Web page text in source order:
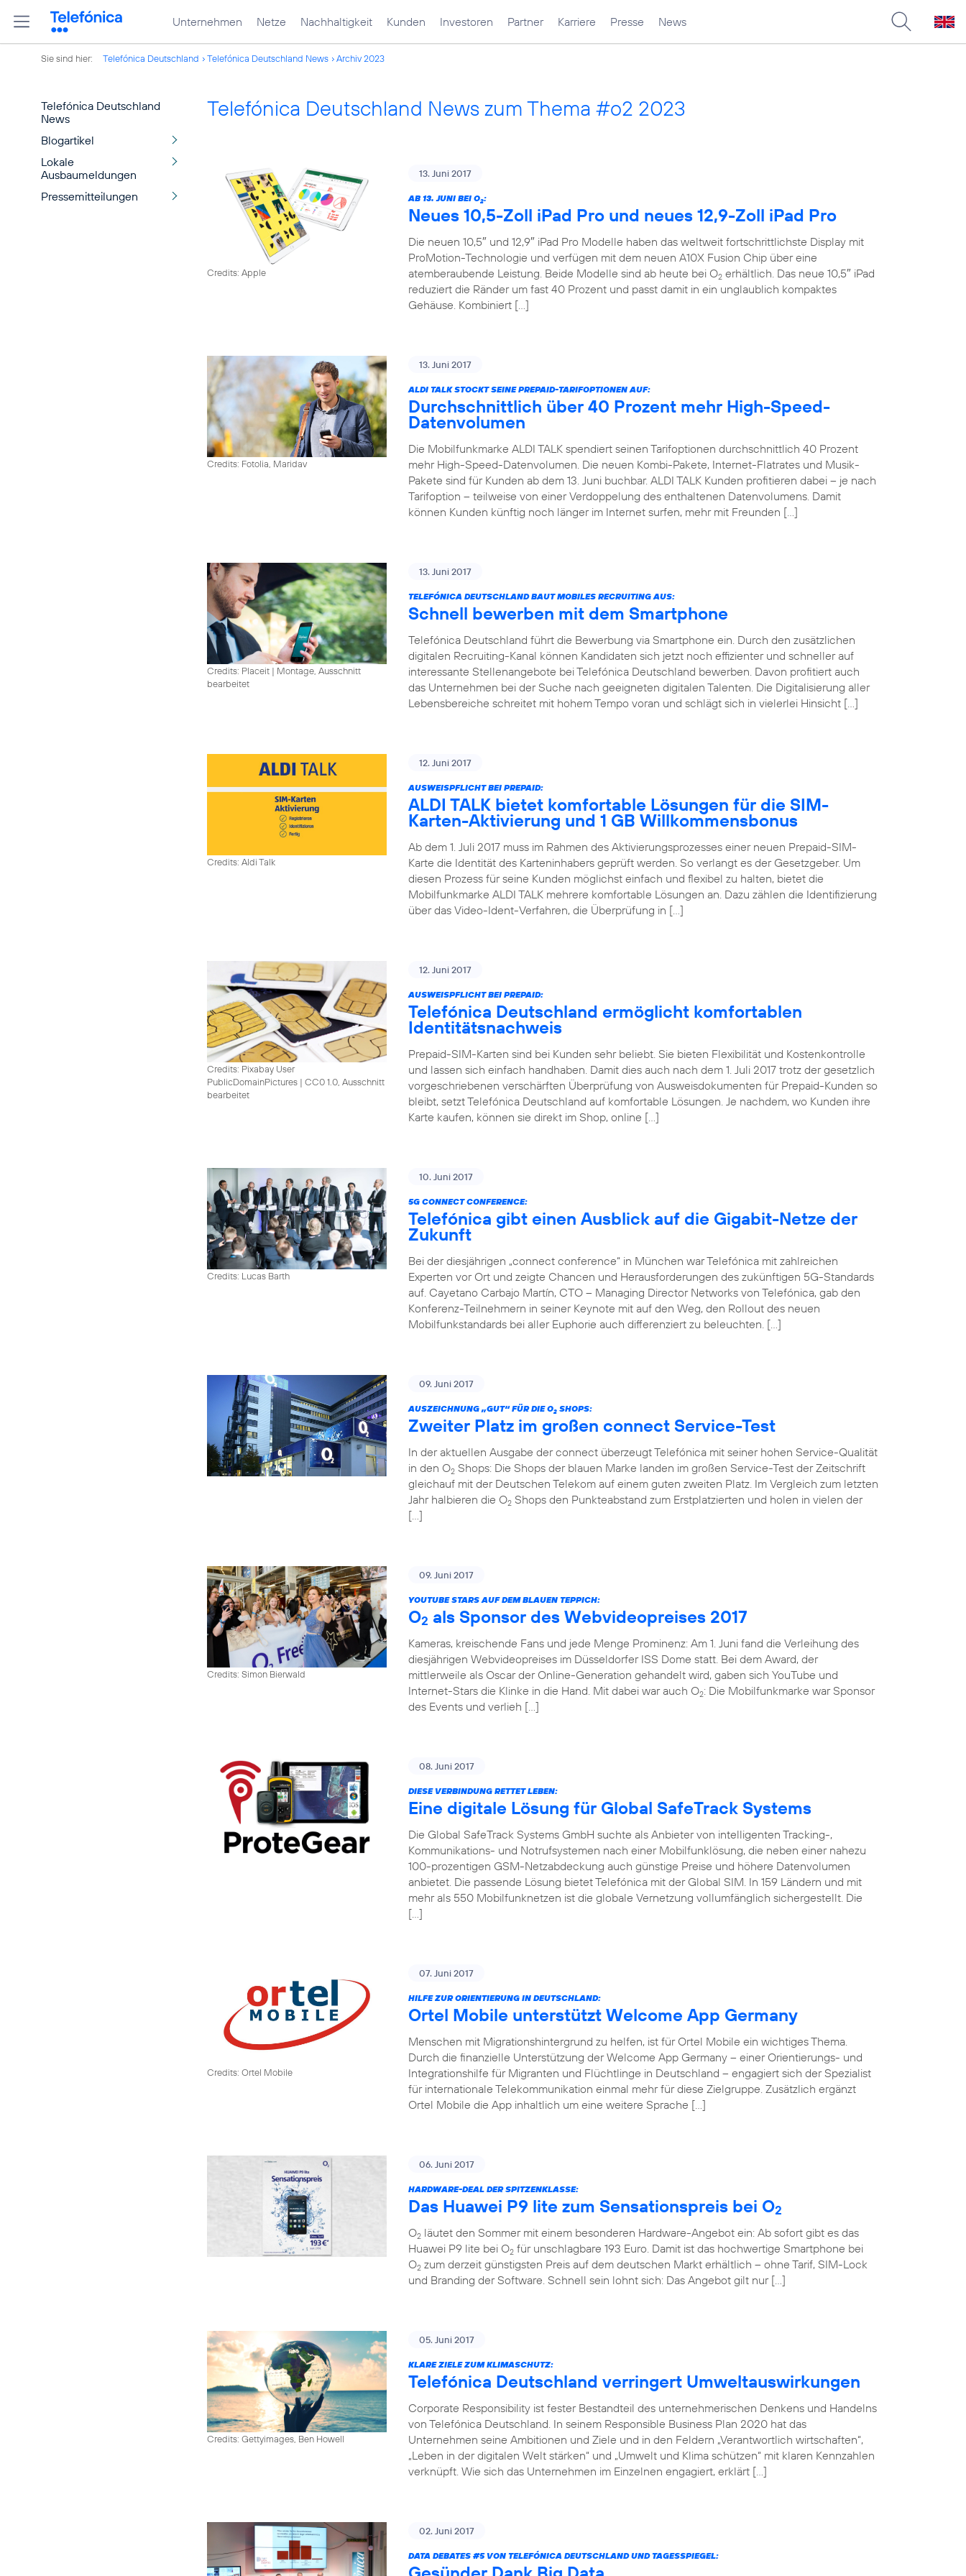
Unternehmen Netze Nachhaltigkeit Kunden Investoren Partner Karriere Presse News
Sie sind hier: Telefónica Deutschland Telefónica Deutschland News Archiv 2023
Telefónica Deutschland
News
Blogartikel
Lokale
Ausbaumeldungen
Pressemitteilungen
Telefónica Deutschland News zum Thema #o2 2023
Credits: Apple
13. Juni 2017
AB 13. JUNI BEI O2:
Neues 10,5-Zoll iPad Pro und neues 12,9-Zoll iPad Pro
Die neuen 10,5″ und 12,9″ iPad Pro Modelle haben das weltweit fortschrittlichste Display mit
ProMotion-Technologie und verfügen mit dem neuen A10X Fusion Chip über eine
atemberaubende Leistung. Beide Modelle sind ab heute bei O2 erhältlich. Das neue 10,5″ iPad
reduziert die Ränder um fast 40 Prozent und passt damit in ein unglaublich kompaktes
Gehäuse. Kombiniert […]
Credits: Fotolia, Maridav
13. Juni 2017
ALDI TALK STOCKT SEINE PREPAID-TARIFOPTIONEN AUF:
Durchschnittlich über 40 Prozent mehr High-Speed-
Datenvolumen
Die Mobilfunkmarke ALDI TALK spendiert seinen Tarifoptionen durchschnittlich 40 Prozent
mehr High-Speed-Datenvolumen. Die neuen Kombi-Pakete, Internet-Flatrates und Musik-
Pakete sind für Kunden ab dem 13. Juni buchbar. ALDI TALK Kunden profitieren dabei – je nach
Tarifoption – teilweise von einer Verdoppelung des enthaltenen Datenvolumens. Damit
können Kunden künftig noch länger im Internet surfen, mehr mit Freunden […]
Credits: Placeit | Montage, Ausschnitt
bearbeitet
13. Juni 2017
TELEFÓNICA DEUTSCHLAND BAUT MOBILES RECRUITING AUS:
Schnell bewerben mit dem Smartphone
Telefónica Deutschland führt die Bewerbung via Smartphone ein. Durch den zusätzlichen
digitalen Recruiting-Kanal können Kandidaten sich jetzt noch effizienter und schneller auf
interessante Stellenangebote bei Telefónica Deutschland bewerben. Davon profitiert auch
das Unternehmen bei der Suche nach geeigneten digitalen Talenten. Die Digitalisierung aller
Lebensbereiche schreitet mit hohem Tempo voran und schlägt sich in vielerlei Hinsicht […]
Credits: Aldi Talk
12. Juni 2017
AUSWEISPFLICHT BEI PREPAID:
ALDI TALK bietet komfortable Lösungen für die SIM-
Karten-Aktivierung und 1 GB Willkommensbonus
Ab dem 1. Juli 2017 muss im Rahmen des Aktivierungsprozesses einer neuen Prepaid-SIM-
Karte die Identität des Karteninhabers geprüft werden. So verlangt es der Gesetzgeber. Um
diesen Prozess für seine Kunden möglichst einfach und flexibel zu halten, bietet die
Mobilfunkmarke ALDI TALK mehrere komfortable Lösungen an. Dazu zählen die Identifizierung
über das Video-Ident-Verfahren, die Überprüfung in […]
Credits: Pixabay User
PublicDomainPictures | CC0 1.0, Ausschnitt
bearbeitet
12. Juni 2017
AUSWEISPFLICHT BEI PREPAID:
Telefónica Deutschland ermöglicht komfortablen
Identitätsnachweis
Prepaid-SIM-Karten sind bei Kunden sehr beliebt. Sie bieten Flexibilität und Kostenkontrolle
und lassen sich einfach handhaben. Damit dies auch nach dem 1. Juli 2017 trotz der gesetzlich
vorgeschriebenen verschärften Überprüfung von Ausweisdokumenten für Prepaid-Kunden so
bleibt, setzt Telefónica Deutschland auf komfortable Lösungen. Je nachdem, wo Kunden ihre
Karte kaufen, können sie direkt im Shop, online […]
Credits: Lucas Barth
10. Juni 2017
5G CONNECT CONFERENCE:
Telefónica gibt einen Ausblick auf die Gigabit-Netze der
Zukunft
Bei der diesjährigen „connect conference“ in München war Telefónica mit zahlreichen
Experten vor Ort und zeigte Chancen und Herausforderungen des zukünftigen 5G-Standards
auf. Cayetano Carbajo Martín, CTO – Managing Director Networks von Telefónica, gab den
Konferenz-Teilnehmern in seiner Keynote mit auf den Weg, den Rollout des neuen
Mobilfunkstandards bei aller Euphorie auch differenziert zu beleuchten. […]
09. Juni 2017
AUSZEICHNUNG „GUT“ FÜR DIE O2 SHOPS:
Zweiter Platz im großen connect Service-Test
In der aktuellen Ausgabe der connect überzeugt Telefónica mit seiner hohen Service-Qualität
in den O2 Shops: Die Shops der blauen Marke landen im großen Service-Test der Zeitschrift
gleichauf mit der Deutschen Telekom auf einem guten zweiten Platz. Im Vergleich zum letzten
Jahr halbieren die O2 Shops den Punkteabstand zum Erstplatzierten und holen in vielen der
[…]
Credits: Simon Bierwald
09. Juni 2017
YOUTUBE STARS AUF DEM BLAUEN TEPPICH:
O2 als Sponsor des Webvideopreises 2017
Kameras, kreischende Fans und jede Menge Prominenz: Am 1. Juni fand die Verleihung des
diesjährigen Webvideopreises im Düsseldorfer ISS Dome statt. Bei dem Award, der
mittlerweile als Oscar der Online-Generation gehandelt wird, gaben sich YouTube und
Internet-Stars die Klinke in die Hand. Mit dabei war auch O2: Die Mobilfunkmarke war Sponsor
des Events und verlieh […]
08. Juni 2017
DIESE VERBINDUNG RETTET LEBEN:
Eine digitale Lösung für Global SafeTrack Systems
Die Global SafeTrack Systems GmbH suchte als Anbieter von intelligenten Tracking-,
Kommunikations- und Notrufsystemen nach einer Mobilfunklösung, die neben einer nahezu
100-prozentigen GSM-Netzabdeckung auch günstige Preise und höhere Datenvolumen
anbietet. Die passende Lösung bietet Telefónica mit der Global SIM. In 159 Ländern und mit
mehr als 550 Mobilfunknetzen ist die globale Vernetzung vollumfänglich sichergestellt. Die
[…]
Credits: Ortel Mobile
07. Juni 2017
HILFE ZUR ORIENTIERUNG IN DEUTSCHLAND:
Ortel Mobile unterstützt Welcome App Germany
Menschen mit Migrationshintergrund zu helfen, ist für Ortel Mobile ein wichtiges Thema.
Durch die finanzielle Unterstützung der Welcome App Germany – einer Orientierungs- und
Integrationshilfe für Migranten und Flüchtlinge in Deutschland – engagiert sich der Spezialist
für internationale Telekommunikation einmal mehr für diese Zielgruppe. Zusätzlich ergänzt
Ortel Mobile die App inhaltlich um eine weitere Sprache […]
06. Juni 2017
HARDWARE-DEAL DER SPITZENKLASSE:
Das Huawei P9 lite zum Sensationspreis bei O2
O2 läutet den Sommer mit einem besonderen Hardware-Angebot ein: Ab sofort gibt es das
Huawei P9 lite bei O2 für unschlagbare 193 Euro. Damit ist das hochwertige Smartphone bei
O2 zum derzeit günstigsten Preis auf dem deutschen Markt erhältlich – ohne Tarif, SIM-Lock
und Branding der Software. Schnell sein lohnt sich: Das Angebot gilt nur […]
Credits: Gettyimages, Ben Howell
05. Juni 2017
KLARE ZIELE ZUM KLIMASCHUTZ:
Telefónica Deutschland verringert Umweltauswirkungen
Corporate Responsibility ist fester Bestandteil des unternehmerischen Denkens und Handelns
von Telefónica Deutschland. In seinem Responsible Business Plan 2020 hat das
Unternehmen seine Ambitionen und Ziele und in den Feldern „Verantwortlich wirtschaften“,
„Leben in der digitalen Welt stärken“ und „Umwelt und Klima schützen“ mit klaren Kennzahlen
verknüpft. Wie sich das Unternehmen im Einzelnen engagiert, erklärt […]
02. Juni 2017
DATA DEBATES #5VON TELEFÓNICA DEUTSCHLAND UND TAGESSPIEGEL: